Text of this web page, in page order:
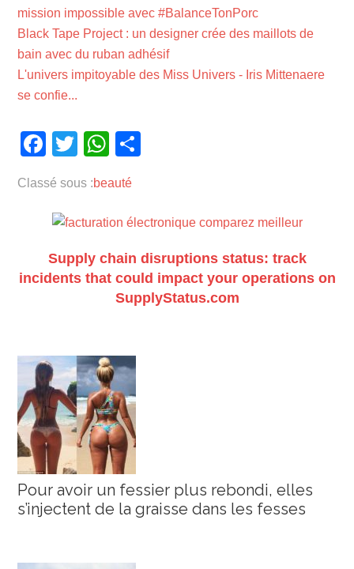
mission impossible avec #BalanceTonPorc
Black Tape Project : un designer crée des maillots de
bain avec du ruban adhésif
L'univers impitoyable des Miss Univers - Iris Mittenaere
se confie...
Facebook
TwitterWhatsApp
Classé sous :beauté
Supply chain disruptions status: track
incidents that could impact your operations on
SupplyStatus.com
Pour avoir un fessier plus rebondi, elles
s’injectent de la graisse dans les fesses